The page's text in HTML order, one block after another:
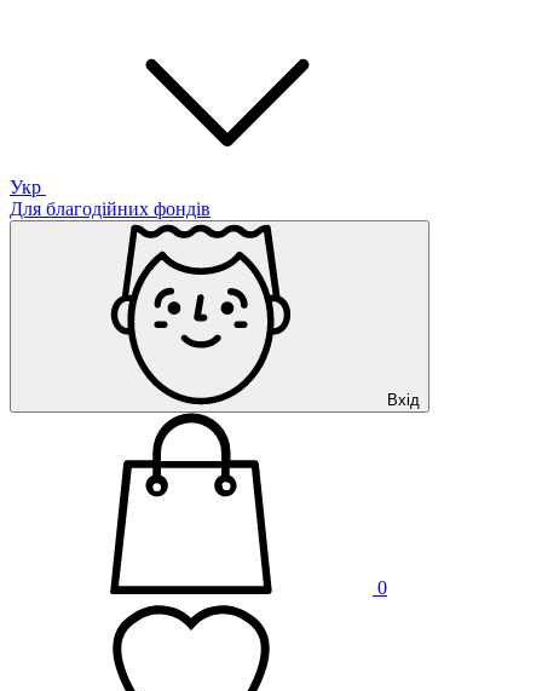
Укр
Для благодійних фондів
Вхід
0